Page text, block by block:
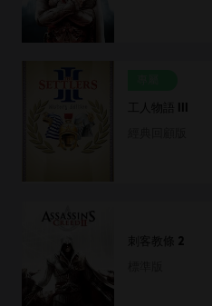
工人物語 III
刺客教條 2